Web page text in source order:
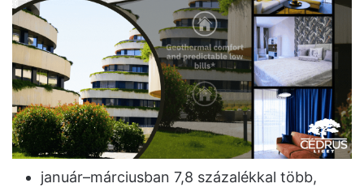
január–márciusban 7,8 százalékkal több,